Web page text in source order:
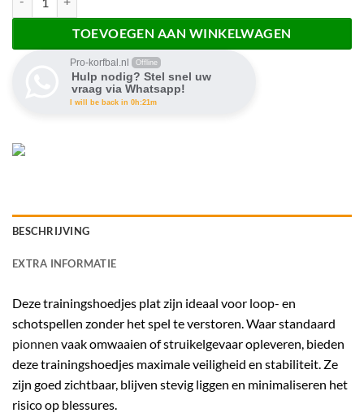
TOEVOEGEN AAN WINKELWAGEN
Pro-korfbal.nl Offline
Hulp nodig? Stel snel uw
vraag via Whatsapp!
I will be back in 0h:21m
BESCHRIJVING
EXTRA INFORMATIE
Deze trainingshoedjes plat zijn ideaal voor loop- en
schotspellen zonder het spel te verstoren. Waar standaard
pionnen vaak omwaaien of struikelgevaar opleveren, bieden
deze trainingshoedjes maximale veiligheid en stabiliteit. Ze
zijn goed zichtbaar, blijven stevig liggen en minimaliseren het
risico op blessures.